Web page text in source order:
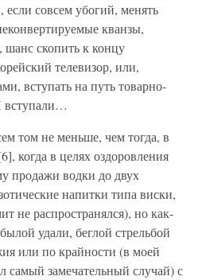
совсем убогий, менять
кванзы,
шанс скопить к концу
телевизор, или,
вступать на путь товарно-
том не меньше, чем тогда, в
когда в целях оздоровления
продажи водки до двух
напитки типа виски,
не распространялся), но как-
удали, беглой стрельбой
или по крайности (в моей
самый замечательный случай) с